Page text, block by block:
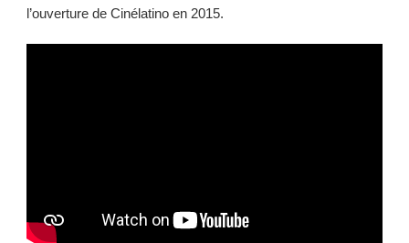
l’ouverture de Cinélatino en 2015.